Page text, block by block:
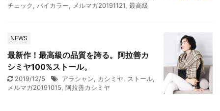
チェック, バイカラー, メルマガ20191121, 最高級
NEWS
最新作！最高級の品質を誇る。阿拉善カ
シミヤ100%ストール。
2019/12/5 アラシャン, カシミヤ, ストール,
メルマガ20191015, 阿拉善カシミヤ